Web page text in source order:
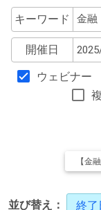
キーワード
開催日
ウェビナー
【金
並び替え： 終了